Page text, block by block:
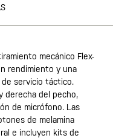
mecánico Flex-
rendimiento y una
servicio táctico.
derecha del pecho,
de micrófono. Las
de melamina
e incluyen kits de